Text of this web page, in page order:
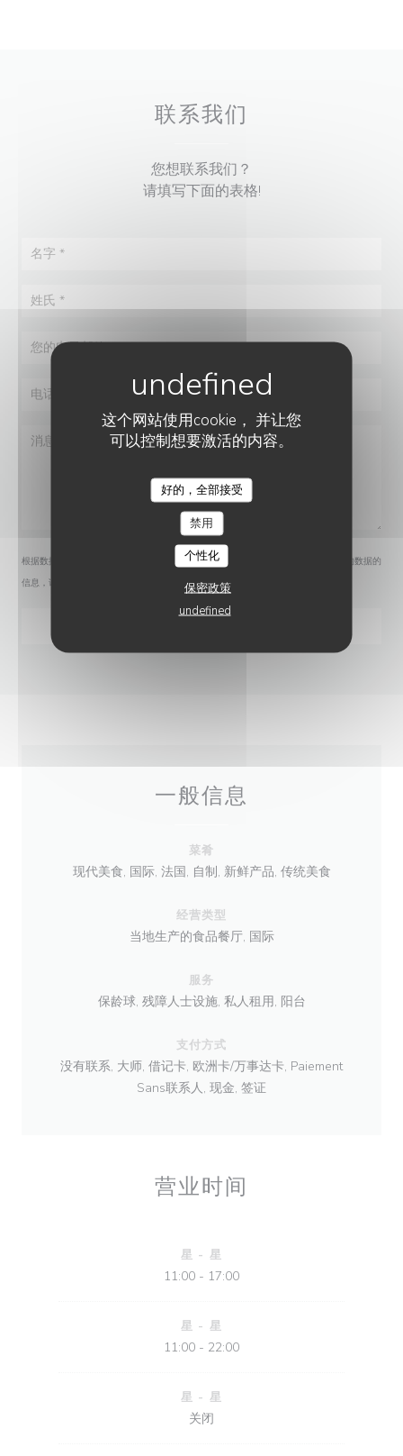
这个网站使用cookie， 并让您
可以控制想要激活的内容。
好的，全部接受
禁用
个性化
保密政策
undefined
联系我们
您想联系我们？
请填写下面的表格!
根据数据保护法规，您有权拒绝接收营销电话。如需了解更多关于我们如何处理您的数据的
信息，请查看我们的
一般信息
菜肴
现代美食, 国际, 法国, 自制, 新鲜产品, 传统美食
经营类型
当地生产的食品餐厅, 国际
服务
保龄球, 残障人士设施, 私人租用, 阳台
支付方式
没有联系, 大师, 借记卡, 欧洲卡/万事达卡, Paiement
Sans联系人, 现金, 签证
营业时间
星 - 星
11:00 - 17:00
星 - 星
11:00 - 22:00
星 - 星
关闭